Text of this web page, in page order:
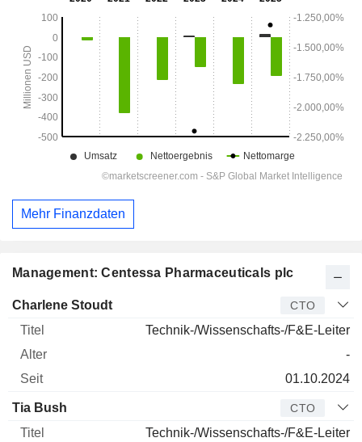
Management: Centessa Pharmaceuticals plc
Manager Titel Alter
Charlene Stoudt CTO
Technik-/Wissenschafts-/F&E-Leiter
-
01.10.2024
Tia Bush CTO
Technik-/Wissenschafts-/F&E-Leiter
Mehr Finanzdaten